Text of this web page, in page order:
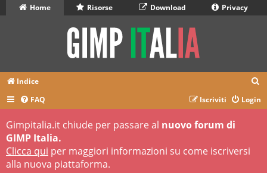
Home Risorse Download Privacy
Indice
r
FAQ Login
Iscriviti
Gimpitalia.it chiude per passare al nuovo forum di
GIMP Italia.
Clicca qui per maggiori informazioni su come iscriversi
alla nuova piattaforma.